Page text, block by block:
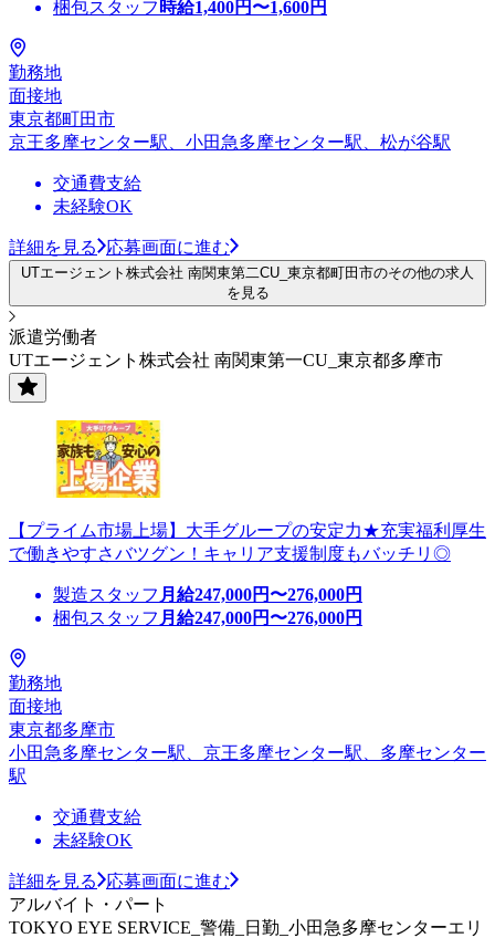
梱包スタッフ 時給1,400円〜1,600円
勤務地
面接地
東京都町田市
京王多摩センター駅、小田急多摩センター駅、松が谷駅
交通費支給
未経験OK
詳細を見る 応募画面に進む
UTエージェント株式会社 南関東第二CU_東京都町田市のその他の求人
を見る
派遣労働者
UTエージェント株式会社 南関東第一CU_東京都多摩市
【プライム市場上場】大手グループの安定力★充実福利厚生
で働きやすさバツグン！キャリア支援制度もバッチリ◎
製造スタッフ 月給247,000円〜276,000円
梱包スタッフ 月給247,000円〜276,000円
勤務地
面接地
東京都多摩市
小田急多摩センター駅、京王多摩センター駅、多摩センター
駅
交通費支給
未経験OK
詳細を見る
応募画面に進む
アルバイト・パート
TOKYO EYE SERVICE_警備_日勤_小田急多摩センターエリ